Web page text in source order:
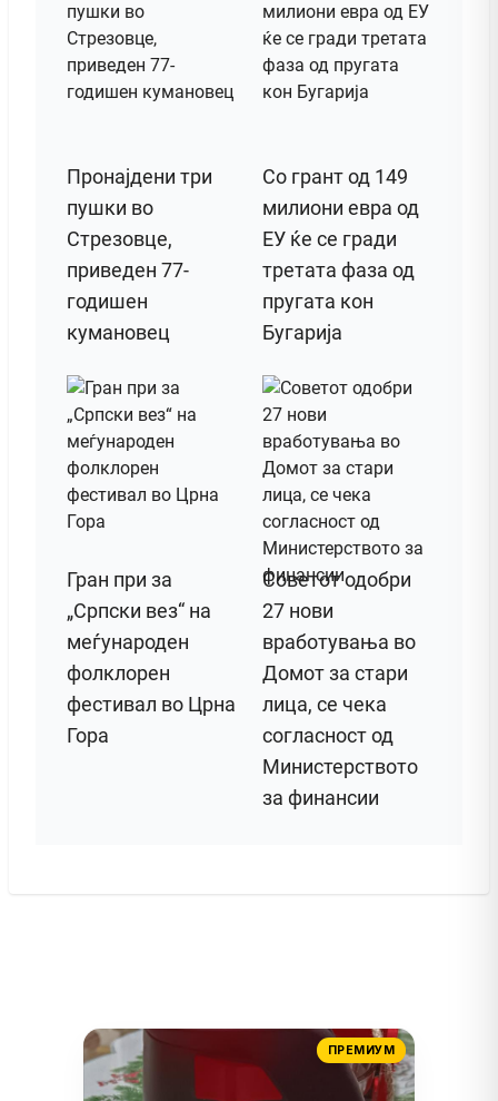
Пронајдени три
пушки во
Стрезовце,
приведен 77-
годишен
кумановец
Со грант од 149
милиони евра од
ЕУ ќе се гради
третата фаза од
пругата кон
Бугарија
Гран при за
„Српски вез“ на
меѓународен
фолклорен
фестивал во Црна
Гора
Советот одобри
27 нови
вработувања во
Домот за стари
лица, се чека
согласност од
Министерството
за финансии
ПРЕМИУМ